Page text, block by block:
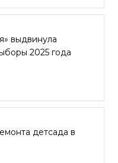
выдвинула
2025 года
детсада в